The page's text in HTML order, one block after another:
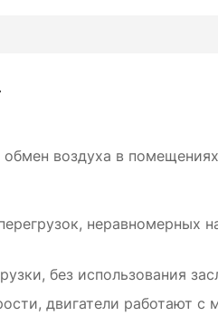
воздуха в
неравномерных
без использования
двигатели работают с